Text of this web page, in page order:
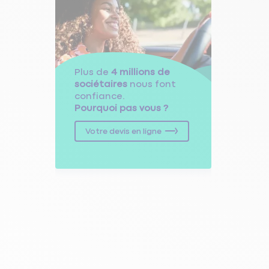
Plus de 4 millions de
sociétaires nous font
confiance.
Pourquoi pas vous ?
Votre devis en ligne